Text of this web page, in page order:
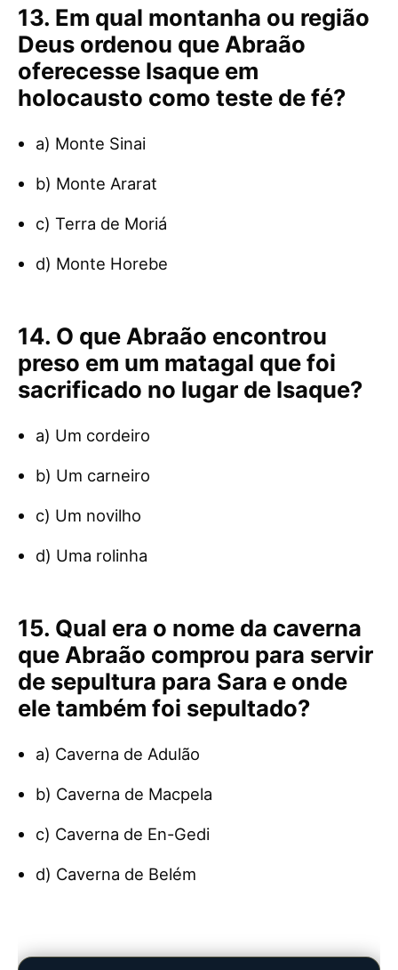
13. Em qual montanha ou região
Deus ordenou que Abraão
oferecesse Isaque em
holocausto como teste de fé?
a) Monte Sinai
b) Monte Ararat
c) Terra de Moriá
d) Monte Horebe
14. O que Abraão encontrou
preso em um matagal que foi
sacrificado no lugar de Isaque?
a) Um cordeiro
b) Um carneiro
c) Um novilho
d) Uma rolinha
15. Qual era o nome da caverna
que Abraão comprou para servir
de sepultura para Sara e onde
ele também foi sepultado?
a) Caverna de Adulão
b) Caverna de Macpela
c) Caverna de En-Gedi
d) Caverna de Belém